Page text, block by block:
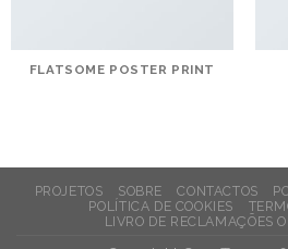
FLATSOME POSTER PRINT
PROJETOS SOBRE CONTACTOS
POLÍTICA DE COOKIES
LIVRO DE RECLAMAÇÕES